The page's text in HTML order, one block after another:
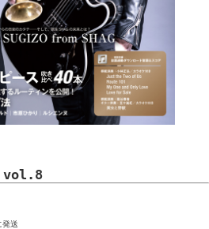
vol.8
送